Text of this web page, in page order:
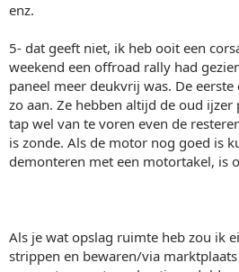
enz.
5- dat geeft niet, ik heb ooit een
weekend een offroad rally had
paneel meer deukvrij was. De
zo aan. Ze hebben altijd de oud
tap wel van te voren even de
is zonde. Als de motor nog goed is
demonteren met een motortakel, is
Als je wat opslag ruimte heb zou ik
strippen en bewaren/via